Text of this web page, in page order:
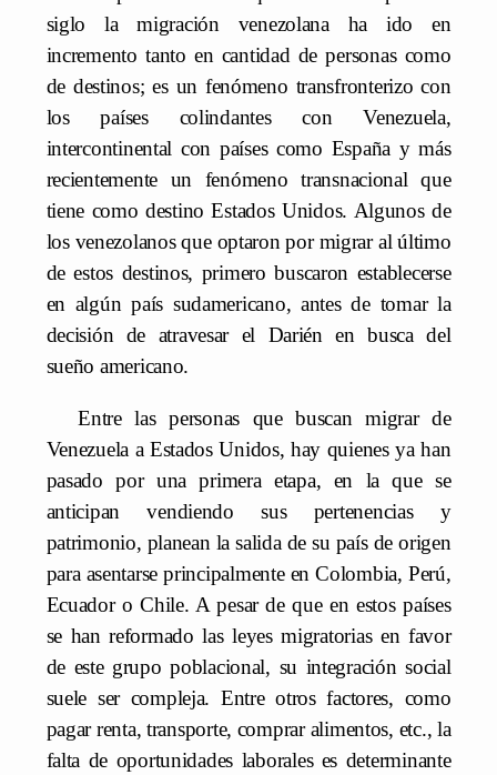
siglo la migración venezolana ha ido en
incremento tanto en cantidad de personas como
de destinos; es un fenómeno transfronterizo con
los países colindantes con Venezuela,
intercontinental con países como España y más
recientemente un fenómeno transnacional que
tiene como destino Estados Unidos. Algunos de
los venezolanos que optaron por migrar al último
de estos destinos, primero buscaron establecerse
en algún país sudamericano, antes de tomar la
decisión de atravesar el Darién en busca del
sueño americano.
Entre las personas que buscan migrar de
Venezuela a Estados Unidos, hay quienes ya han
pasado por una primera etapa, en la que se
anticipan vendiendo sus pertenencias y
patrimonio, planean la salida de su país de origen
para asentarse principalmente en Colombia, Perú,
Ecuador o Chile. A pesar de que en estos países
se han reformado las leyes migratorias en favor
de este grupo poblacional, su integración social
suele ser compleja. Entre otros factores, como
pagar renta, transporte, comprar alimentos, etc., la
falta de oportunidades laborales es determinante